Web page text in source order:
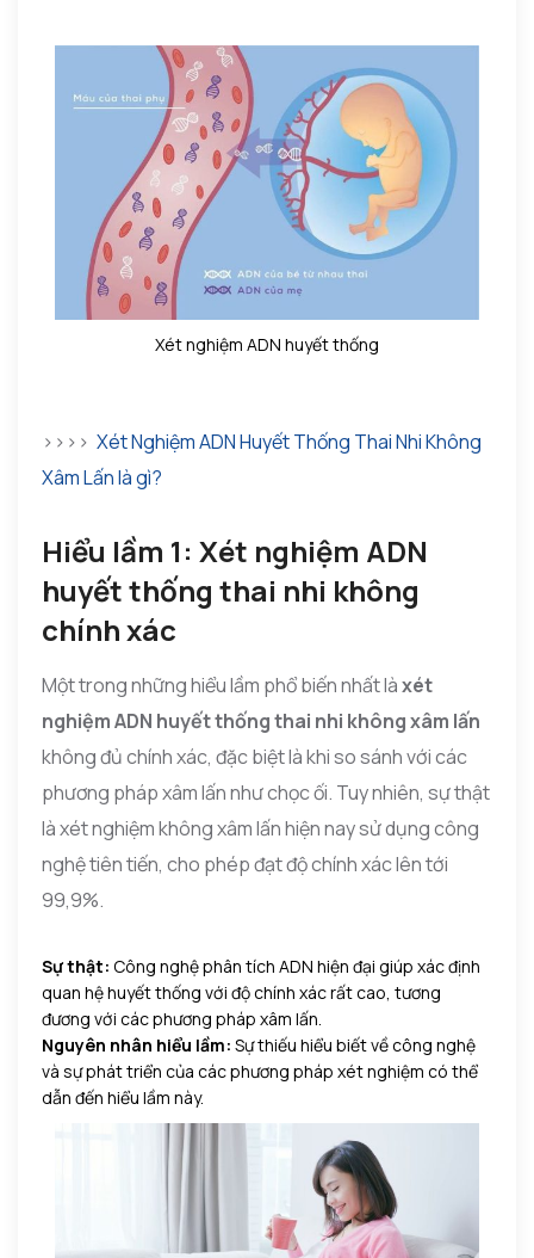
Xét nghiệm ADN huyết thống
>>>> Xét Nghiệm ADN Huyết Thống Thai Nhi Không
Xâm Lấn là gì?
Hiểu lầm 1: Xét nghiệm ADN
huyết thống thai nhi không
chính xác
Một trong những hiểu lầm phổ biến nhất làxét
nghiệm ADN huyết thống thai nhi không xâm lấn
không đủ chính xác, đặc biệt là khi so sánh với các
phương pháp xâm lấn như chọc ối. Tuy nhiên, sự thật
là xét nghiệm không xâm lấn hiện nay sử dụng công
nghệ tiên tiến, cho phép đạt độ chính xác lên tới
99,9%.
Sự thật: Công nghệ phân tích ADN hiện đại giúp xác định
quan hệ huyết thống với độ chính xác rất cao, tương
đương với các phương pháp xâm lấn.
Nguyên nhân hiểu lầm: Sự thiếu hiểu biết về công nghệ
và sự phát triển của các phương pháp xét nghiệm có thể
dẫn đến hiểu lầm này.